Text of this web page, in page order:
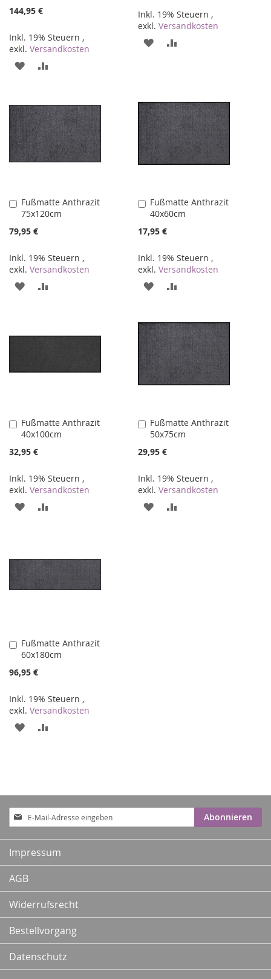
144,95 €
Inkl. 19% Steuern ,
exkl. Versandkosten
ZUR
HINZUFÜGEN
HINZUFÜGEN
Inkl. 19% Steuern ,
exkl.Versandkosten
ZUR
Fußmatte Anthrazit
75x120cm
79,95 €
Inkl. 19% Steuern ,
exkl. Versandkosten
In
den
Warenkorb
ZUR
Fußmatte Anthrazit
40x60cm
17,95 €
Inkl. 19% Steuern ,
exkl.Versandkosten
In
den
Warenkorb
ZUR
HINZUFÜGEN
HINZUFÜGEN
Fußmatte Anthrazit
40x100cm
32,95 €
Inkl. 19% Steuern ,
exkl. Versandkosten
In
den
Warenkorb
ZUR
Fußmatte Anthrazit
50x75cm
29,95 €
Inkl. 19% Steuern ,
exkl.Versandkosten
In
den
Warenkorb
ZUR
Fußmatte Anthrazit
60x180cm
96,95 €
Inkl. 19% Steuern ,
exkl. Versandkosten
In
den
Warenkorb
ZUR
Anmeldung
zum
Newsletter:
Abonnieren
Impressum
AGB
Widerrufsrecht
Bestellvorgang
Datenschutz